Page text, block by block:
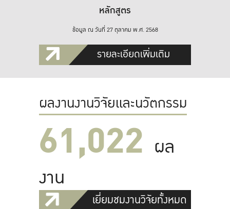
หลักสูตร
ข้อมูล ณ วันที่ 27 ตุลาคม พ.ศ. 2568
รายละเอียดเพิ่มเติม
ผลงานงานวิจัยและนวัตกรรม
61,022 ผล
งาน
เยี่ยมชมงานวิจัยทั้งหมด